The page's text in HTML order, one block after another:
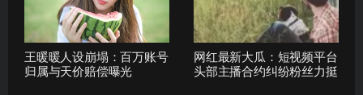
王暖暖人设崩塌：百万账号
归属与天价赔偿曝光
网红最新大瓜：短视频平台
头部主播合约纠纷粉丝力挺